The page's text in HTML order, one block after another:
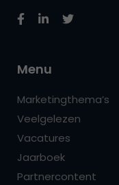
Menu
Marketingthema’s
Veelgelezen
Vacatures
Jaarboek
Partnercontent